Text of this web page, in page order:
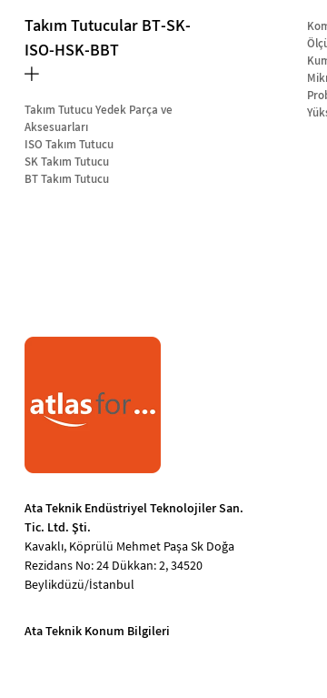
Takım Tutucular BT-SK-
ISO-HSK-BBT
Takım Tutucu Yedek Parça ve
Aksesuarları
ISO Takım Tutucu
SK Takım Tutucu
BT Takım Tutucu
Ata Teknik Endüstriyel Teknolojiler San.
Tic. Ltd. Şti.
Kavaklı, Köprülü Mehmet Paşa Sk Doğa
Rezidans No: 24 Dükkan: 2, 34520
Beylikdüzü/İstanbul
Ata Teknik Konum Bilgileri